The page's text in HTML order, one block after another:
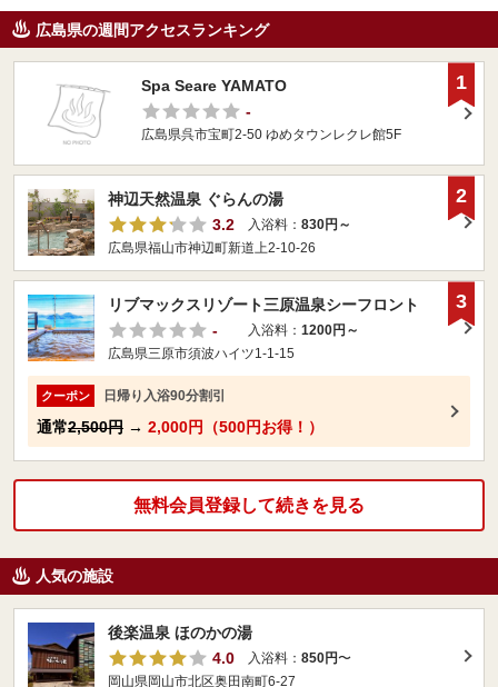
広島県の週間アクセスランキング
Spa Seare YAMATO
-
広島県呉市宝町2-50 ゆめタウンレクレ館5F
1
神辺天然温泉 ぐらんの湯
3.2
入浴料： 830円～
広島県福山市神辺町新道上2-10-26
2
リブマックスリゾート三原温泉シーフロント
-
入浴料： 1200円～
広島県三原市須波ハイツ1-1-15
クーポン 日帰り入浴90分割引
通常2,500円 → 2,000円（500円お得！）
3
無料会員登録して続きを見る
人気の施設
後楽温泉 ほのかの湯
4.0
入浴料： 850円〜
岡山県岡山市北区奥田南町6-27